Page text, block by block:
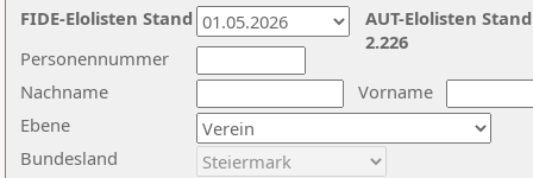
Nachname
Vorname
Ebene
Personennummer
Bundesland
AUT-Elolisten
2.226
FIDE-Elolisten Stand